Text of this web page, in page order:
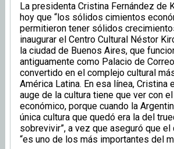
La presidenta Cristina Fernández de
hoy que “los sólidos cimientos
permitieron tener sólidos
inaugurar el Centro Cultural Néstor
la ciudad de Buenos Aires, que
antiguamente como Palacio de
convertido en el complejo cultural
América Latina. En esa línea, Cristina
auge de la cultura tiene que ver con
económico, porque cuando la
única cultura que quedó era la del
sobrevivir”, a vez que aseguró que el
“es uno de los más importantes del